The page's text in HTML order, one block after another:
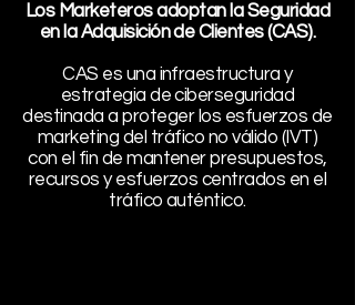
Los Marketeros adoptan la Seguridad
en la Adquisición de Clientes (CAS).
CAS es una infraestructura y
estrategia de ciberseguridad
destinada a proteger los esfuerzos de
marketing del tráfico no válido (IVT)
con el fin de mantener presupuestos,
recursos y esfuerzos centrados en el
tráfico auténtico.